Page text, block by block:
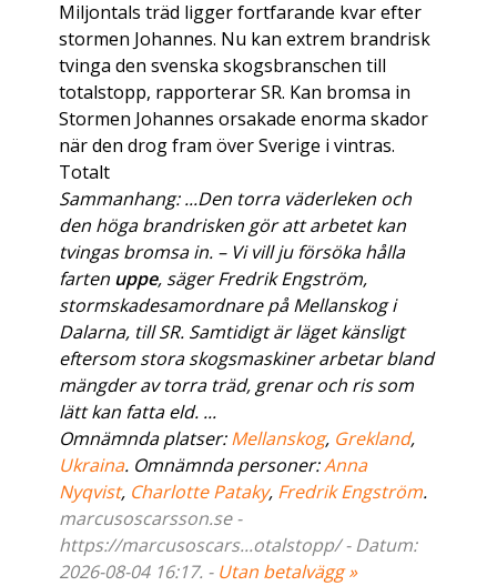
Miljontals träd ligger fortfarande kvar efter
stormen Johannes. Nu kan extrem brandrisk
tvinga den svenska skogsbranschen till
totalstopp, rapporterar SR. Kan bromsa in
Stormen Johannes orsakade enorma skador
när den drog fram över Sverige i vintras.
Totalt
Sammanhang: ...Den torra väderleken och
den höga brandrisken gör att arbetet kan
tvingas bromsa in. – Vi vill ju försöka hålla
farten uppe, säger Fredrik Engström,
stormskadesamordnare på Mellanskog i
Dalarna, till SR. Samtidigt är läget känsligt
eftersom stora skogsmaskiner arbetar bland
mängder av torra träd, grenar och ris som
lätt kan fatta eld. ...
Omnämnda platser:Mellanskog, Grekland,
Ukraina. Omnämnda personer:Anna
Nyqvist, Charlotte Pataky, Fredrik Engström.
marcusoscarsson.se -
https://marcusoscars...otalstopp/ - Datum:
2026-08-04 16:17. - Utan betalvägg »